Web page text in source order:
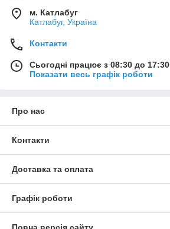
м. Катлабуг
Катлабуг, Україна
Контакти
Сьогодні працює з 08:30 до 17:30
Показати весь графік роботи
Про нас
Контакти
Доставка та оплата
Графік роботи